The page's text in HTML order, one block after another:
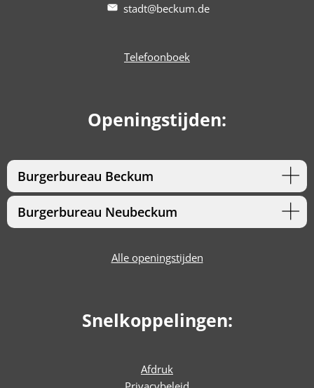
stadt@beckum.de
Telefoonboek
Openingstijden:
Burgerbureau Beckum
Burgerbureau Neubeckum
Alle openingstijden
Snelkoppelingen:
Afdruk